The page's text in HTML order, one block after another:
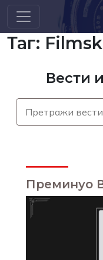
Скип то маин цонтент
Таг:
Вести
Преминуо